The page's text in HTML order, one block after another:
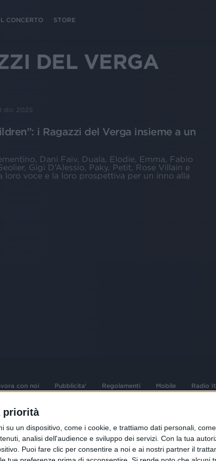
priorità
su un dispositivo, come i cookie, e trattiamo dati personali,
analisi dell'audience e sviluppo dei servizi. Con la tua
Puoi fare clic per consentire a noi e ai nostri partner il
CONCERTO STORE
DEL VERGA
dic 2025
i Ragazzi del Verga insieme a un
Dani Faiv, Duala, Elodie, Emma, Fabio
Gigi D’Alessio, Paky, Petit, Rose Villain e
loro voce e la loro prospettiva per un inno alla
con noi Pubblicita' Regolamenti Mobile Radio
le opere dell'ingegno
diritti d'autore e dei diritti
- C.F. e n° iscrizione
Sede Amministrativa: Viale
02 25444220
Sede Legale: Via Savona 97,